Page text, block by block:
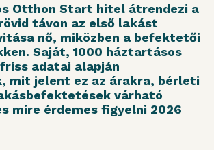
Otthon Start hitel átrendezi a
távon az első lakást
nő, miközben a befektetői
Saját, 1000 háztartásos
adatai alapján
mit jelent ez az árakra, bérleti
várható
mire érdemes figyelni 2026